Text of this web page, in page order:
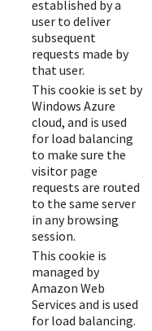
established by a
user to deliver
subsequent
requests made by
that user.
This cookie is set by
Windows Azure
cloud, and is used
for load balancing
to make sure the
visitor page
requests are routed
to the same server
in any browsing
session.
This cookie is
managed by
Amazon Web
Services and is used
for load balancing.